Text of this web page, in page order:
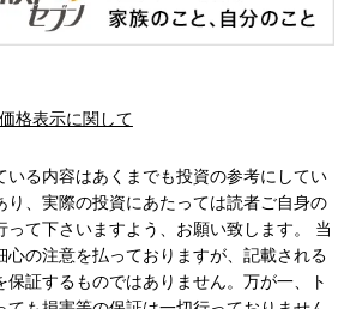
格表示に関して
いる内容はあくまでも投資の参考にしてい
り、実際の投資にあたっては読者ご自身の
って下さいますよう、お願い致します。 当
心の注意を払っておりますが、記載される
保証するものではありません。万が一、ト